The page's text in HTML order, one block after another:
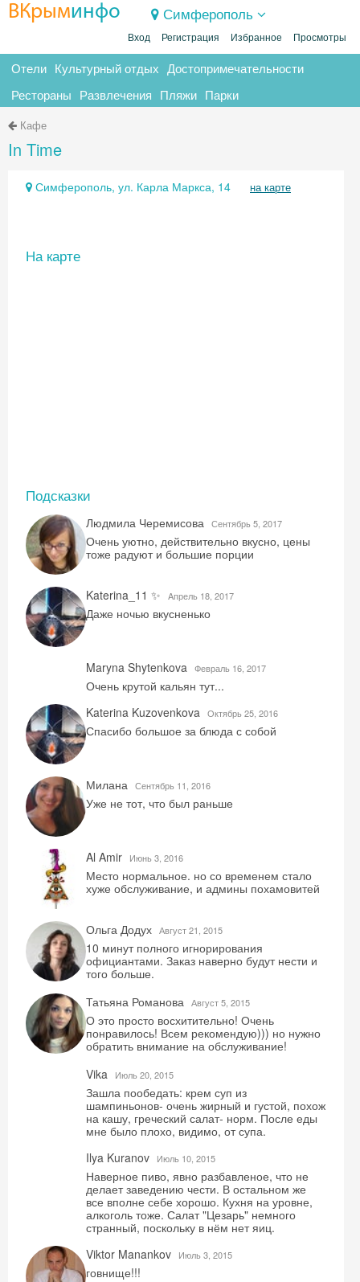
ВКрыминфо Симферополь
Вход Регистрация Избранное Просмотры
Отели Культурный отдых Достопримечательности
Рестораны Развлечения Пляжи Парки
Кафе
In Time
Симферополь, ул. Карла Маркса, 14 на карте
На карте
Подсказки
Людмила Черемисова Сентябрь 5, 2017
Очень уютно, действительно вкусно, цены
тоже радуют и большие порции
Katerina_11 ✨ Aпрель 18, 2017
Даже ночью вкусненько
Maryna Shytenkova Февраль 16, 2017
Очень крутой кальян тут...
Katerina Kuzovenkova Октябрь 25, 2016
Спасибо большое за блюда с собой
Милана Сентябрь 11, 2016
Уже не тот, что был раньше
Al Amir Июнь 3, 2016
Место нормальное. но со временем стало
хуже обслуживание, и админы похамовитей
Ольга Додух Август 21, 2015
10 минут полного игнорирования
официантами. Заказ наверно будут нести и
того больше.
Татьяна Романова Август 5, 2015
О это просто восхитительно! Очень
понравилось! Всем рекомендую))) но нужно
обратить внимание на обслуживание!
Vika
Июль 20, 2015
Зашла пообедать: крем суп из
шампиньонов- очень жирный и густой, похож
на кашу, греческий салат- норм. После еды
мне было плохо, видимо, от супа.
Ilya Kuranov
Июль 10, 2015
Наверное пиво, явно разбавленое, что не
делает заведению чести. В остальном же
все вполне себе хорошо. Кухня на уровне,
алкоголь тоже. Салат "Цезарь" немного
странный, поскольку в нём нет яиц.
Viktor Manankov
Июль 3, 2015
говнище!!!